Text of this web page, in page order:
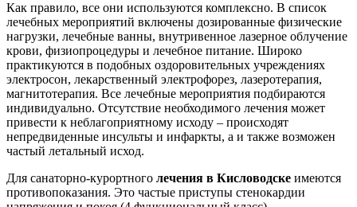
Как правило, все они используются комплексно. В список
лечебных мероприятий включены дозированные физические
нагрузки, лечебные ванны, внутривенное лазерное облучение
крови, физиопроцедуры и лечебное питание. Широко
практикуются в подобных оздоровительных учреждениях
электросон, лекарственный электрофорез, лазеротерапия,
магнитотерапия. Все лечебные мероприятия подбираются
индивидуально. Отсутствие необходимого лечения может
привести к неблагоприятному исходу – происходят
непредвиденные инсульты и инфаркты, а и также возможен
частый летальный исход.
Для санаторно-курортного лечения в Кисловодске имеются
противопоказания. Это частые приступы стенокардии